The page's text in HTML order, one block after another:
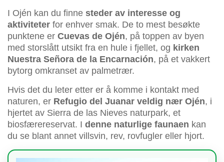
I Ojén kan du finne steder av interesse og
aktiviteter for enhver smak. De to mest besøkte
punktene er Cuevas de Ojén, på toppen av byen
med storslått utsikt fra en hule i fjellet, og kirken
Nuestra Señora de la Encarnación, på et vakkert
bytorg omkranset av palmetrær.
Hvis det du leter etter er å komme i kontakt med
naturen, er Refugio del Juanar veldig nær Ojén, i
hjertet av Sierra de las Nieves naturpark, et
biosfærereservat. I denne naturlige faunaen kan
du se blant annet villsvin, rev, rovfugler eller hjort.